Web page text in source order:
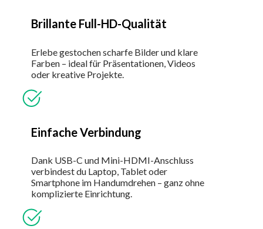
Brillante Full-HD-Qualität
Erlebe gestochen scharfe Bilder und klare
Farben – ideal für Präsentationen, Videos
oder kreative Projekte.
Einfache Verbindung
Dank USB-C und Mini-HDMI-Anschluss
verbindest du Laptop, Tablet oder
Smartphone im Handumdrehen – ganz ohne
komplizierte Einrichtung.